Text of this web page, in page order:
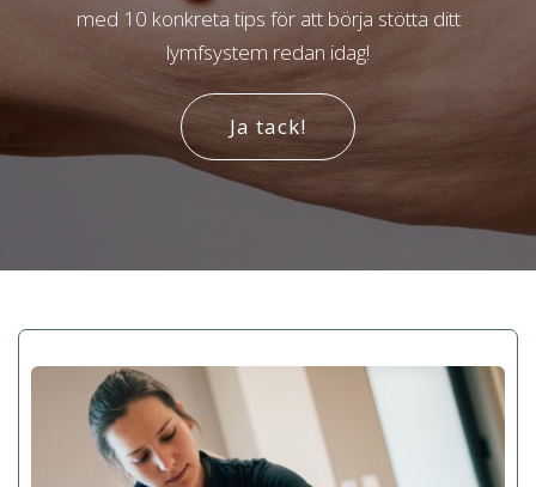
med 10 konkreta tips för att börja stötta ditt
lymfsystem redan idag!
Ja tack!